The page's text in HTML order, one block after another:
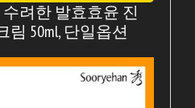
려한 발효효윤 진
림 50ml, 단일옵션